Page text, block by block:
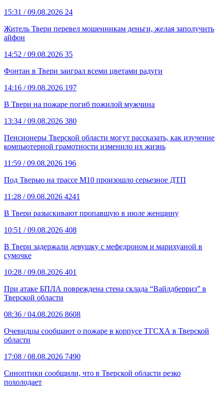
15:31 / 09.08.2026 24
Житель Твери перевел мошенникам деньги, желая заполучить
айфон
14:52 / 09.08.2026 35
Фонтан в Твери заиграл всеми цветами радуги
14:16 / 09.08.2026 197
В Твери на пожаре погиб пожилой мужчина
13:34 / 09.08.2026 380
Пенсионеры Тверской области могут рассказать, как изучение
компьютерной грамотности изменило их жизнь
11:59 / 09.08.2026 196
Под Тверью на трассе М10 произошло серьезное ДТП
11:28 / 09.08.2026 4241
В Твери разыскивают пропавшую в июле женщину
10:51 / 09.08.2026 408
В Твери задержали девушку с мефедроном и марихуаной в
сумочке
10:28 / 09.08.2026 401
При атаке БПЛА повреждена стена склада “Вайлдберриз” в
Тверской области
08:36 / 04.08.2026 8608
Очевидцы сообщают о пожаре в корпусе ТГСХА в Тверской
области
17:08 / 08.08.2026 7490
Синоптики сообщили, что в Тверской области резко
похолодает